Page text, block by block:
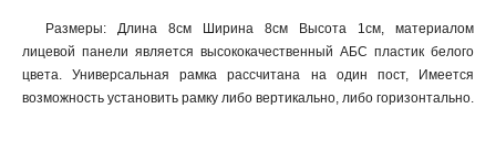
Размеры: Длина 8см Ширина 8см Высота 1см, материалом
лицевой панели является высококачественный АБС пластик белого
цвета. Универсальная рамка рассчитана на один пост, Имеется
возможность установить рамку либо вертикально, либо горизонтально.